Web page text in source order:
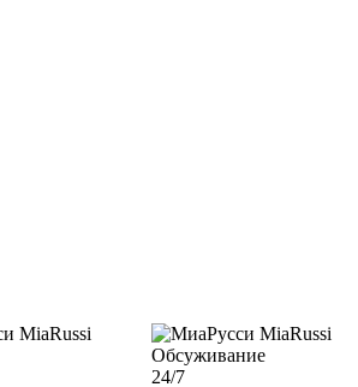
Обсуживание
24/7